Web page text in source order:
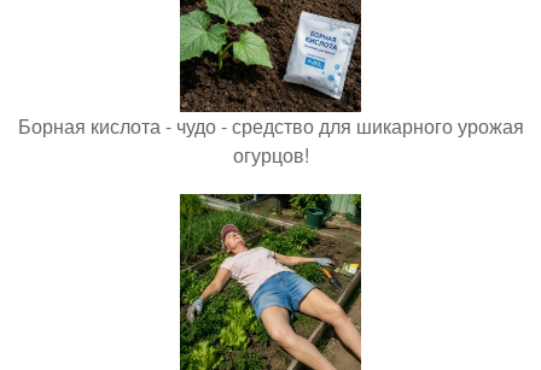
Борная кислота - чудо - средство для шикарного урожая
огурцов!